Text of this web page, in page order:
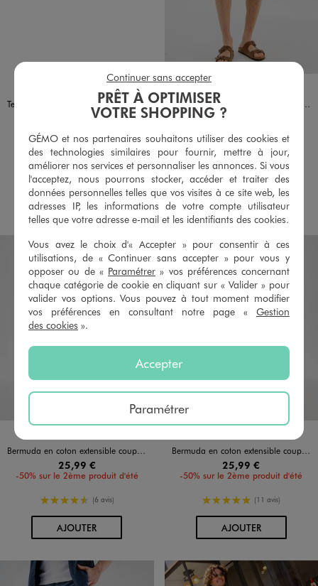
Disponible en 10 coloris
MARRON FONCE
MARRON STANDARD
NOIR STANDARD
TAUPEVERT STANDARD
Tee-shirt manches courtes et col rond homme
plus +
-50% sur le 2ème produit d'été
AJOUTER AU PANIER
Disponible en 2 coloris
Bermuda en maille de coton texturée homme
19,99 €
-50% sur le 2ème produit d'été
4.5/5 de moyenne
(29 avis)
AJOUTERAU PANIER
Disponible en 4 coloris
Bermuda en coton extensible coupe Regular avec ceinture tressée homme
25,99 €
-50% sur le 2ème produit d'été
4.5/5 de moyenne
(6 avis)
AJOUTERAU PANIER
Bermuda en coton extensible coupe Regular avec ceinture tressée homme
25,99 €
-50% sur le 2ème produit d'été
5/5 de moyenne
(11 avis)
AJOUTERAU PANIER
PRÊT À OPTIMISER
VOTRE SHOPPING ?
GÉMO et nos partenaires souhaitons utiliser des cookies et
des technologies similaires pour fournir, mettre à jour,
améliorer nos services et personnaliser les annonces. Si vous
l'acceptez, nous pourrons stocker, accéder et traiter des
données personnelles telles que vos visites à ce site web, les
adresses IP, les informations de votre compte utilisateur
telles que votre adresse e-mail et les identifiants des cookies.
Vous avez le choix d'« Accepter » pour consentir à ces
utilisations, de « Continuer sans accepter » pour vous y
opposer ou de « Paramétrer » vos préférences concernant
chaque catégorie de cookie en cliquant sur « Valider » pour
valider vos options. Vous pouvez à tout moment modifier
vos préférences en consultant notre page « Gestion
des cookies ».
Accepter
Paramétrer
Continuer sans accepter